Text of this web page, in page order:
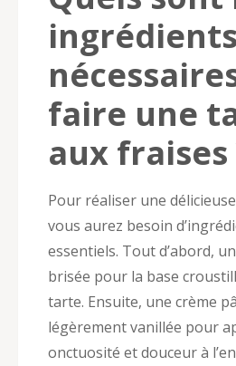
ingrédients
faire une
aux fraises
Pour réaliser une
vous aurez besoin
essentiels. Tout d’abord,
brisée pour la base
tarte. Ensuite, une crème
légèrement vanillée pour
onctuosité et douceur à